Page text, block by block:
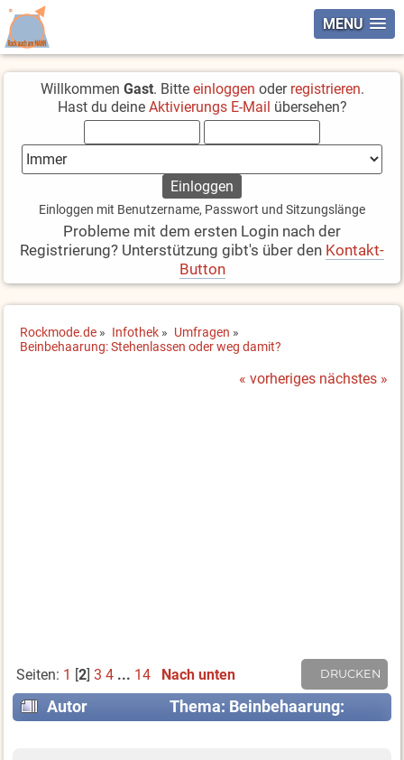
MENU
Willkommen Gast. Bitte einloggen oder registrieren.
Hast du deine Aktivierungs E-Mail übersehen?
Einloggen mit Benutzername, Passwort und Sitzungslänge
Probleme mit dem ersten Login nach der
Registrierung? Unterstützung gibt's über den Kontakt-
Button
Rockmode.de » Infothek » Umfragen »
Beinbehaarung: Stehenlassen oder weg damit?
« vorheriges nächstes »
DRUCKEN
Seiten: 1 [2] 3 4 ... 14 Nach unten
Autor
Thema: Beinbehaarung: